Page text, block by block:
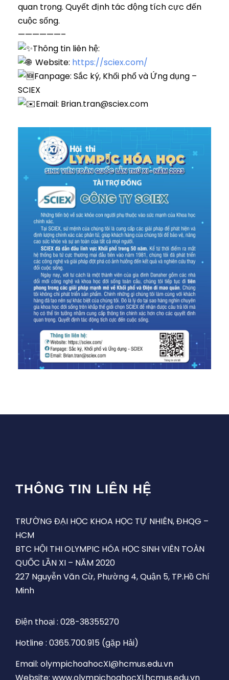
quan trọng. Quyết định tác động tích cực đến
cuộc sống.
——————–
Thông tin liên hệ:
Website: https://sciex.com/
Fanpage: Sắc ký, Khối phổ và Ứng dụng –
SCIEX
Email: Brian.tran@sciex.com
THÔNG TIN LIÊN HỆ
TRƯỜNG ĐẠI HỌC KHOA HỌC TỰ NHIÊN, ĐHQG –
HCM
BTC HỘI THI OLYMPIC HÓA HỌC SINH VIÊN TOÀN
QUỐC LẦN XI – NĂM 2020
227 Nguyễn Văn Cừ, Phường 4, Quận 5, TP.Hồ Chí
Minh
Điện thoại : 028-38355270
Hotline : 0365.700.915 (gặp Hải)
Email: olympichoahocXI@hcmus.edu.vn